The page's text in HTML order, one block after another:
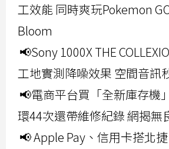
工效能 同時爽玩Pokemon
Bloom
📢Sony 1000X THE
工地實測降噪效果 空間音訊
📢電商平台買「全新庫存機
環44次還帶維修紀錄 網揭無
📢 Apple Pay、信用卡搭北